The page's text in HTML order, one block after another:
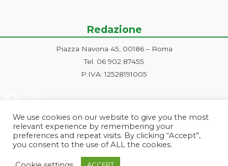
Redazione
Piazza Navona 45, 00186 – Roma
Tel. 06 902 87455
P.IVA: 12528191005
We use cookies on our website to give you the most
relevant experience by remembering your
preferences and repeat visits. By clicking “Accept”,
you consent to the use of ALL the cookies.